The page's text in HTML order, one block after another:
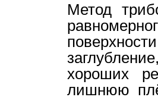
Метод
хороших
лишнюю